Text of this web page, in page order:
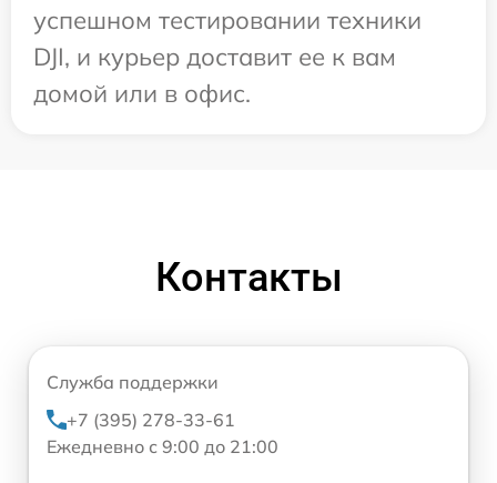
успешном тестировании техники
DJI, и курьер доставит ее к вам
домой или в офис.
Контакты
Служба поддержки
+7 (395) 278-33-61
Ежедневно с 9:00 до 21:00